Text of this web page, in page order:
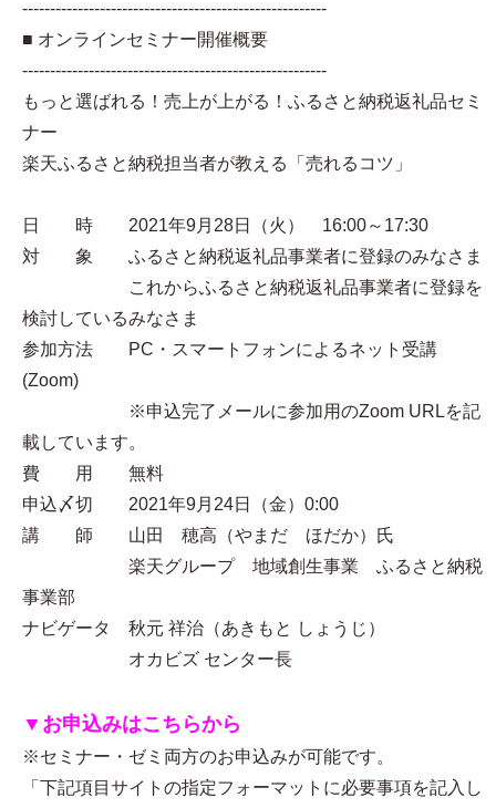
-------------------------------------------------------
■ オンラインセミナー開催概要
-------------------------------------------------------
もっと選ばれる！売上が上がる！ふるさと納税返礼品セミ
ナー
楽天ふるさと納税担当者が教える「売れるコツ」
日 時 2021年9月28日（火） 16:00～17:30
対 象 ふるさと納税返礼品事業者に登録のみなさま
これからふるさと納税返礼品事業者に登録を
検討しているみなさま
参加方法 PC・スマートフォンによるネット受講
(Zoom)
※申込完了メールに参加用のZoom URLを記
載しています。
費 用 無料
申込〆切 2021年9月24日（金）0:00
講 師 山田 穂高（やまだ ほだか）氏
楽天グループ 地域創生事業 ふるさと納税
事業部
ナビゲータ 秋元 祥治（あきもと しょうじ）
オカビズ センター長
▼お申込みはこちらから
※セミナー・ゼミ両方のお申込みが可能です。
「下記項目サイトの指定フォーマットに必要事項を記入し